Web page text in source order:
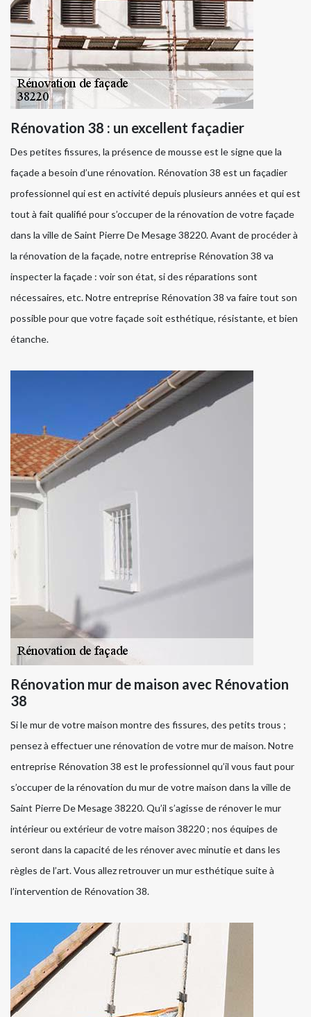
Rénovation 38 : un excellent façadier
Des petites fissures, la présence de mousse est le signe que la
façade a besoin d’une rénovation. Rénovation 38 est un façadier
professionnel qui est en activité depuis plusieurs années et qui est
tout à fait qualifié pour s’occuper de la rénovation de votre façade
dans la ville de Saint Pierre De Mesage 38220. Avant de procéder à
la rénovation de la façade, notre entreprise Rénovation 38 va
inspecter la façade : voir son état, si des réparations sont
nécessaires, etc. Notre entreprise Rénovation 38 va faire tout son
possible pour que votre façade soit esthétique, résistante, et bien
étanche.
Rénovation mur de maison avec Rénovation
38
Si le mur de votre maison montre des fissures, des petits trous ;
pensez à effectuer une rénovation de votre mur de maison. Notre
entreprise Rénovation 38 est le professionnel qu’il vous faut pour
s’occuper de la rénovation du mur de votre maison dans la ville de
Saint Pierre De Mesage 38220. Qu’il s’agisse de rénover le mur
intérieur ou extérieur de votre maison 38220 ; nos équipes de
seront dans la capacité de les rénover avec minutie et dans les
règles de l’art. Vous allez retrouver un mur esthétique suite à
l’intervention de Rénovation 38.